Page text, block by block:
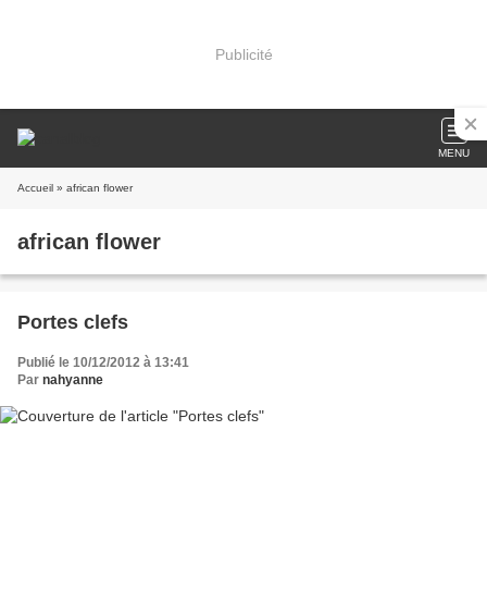
Publicité
MENU
Accueil » african flower
african flower
Portes clefs
Publié le 10/12/2012 à 13:41
Par nahyanne